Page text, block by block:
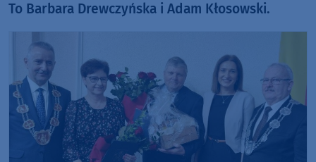
To Barbara Drewczyńska i Adam Kłosowski.